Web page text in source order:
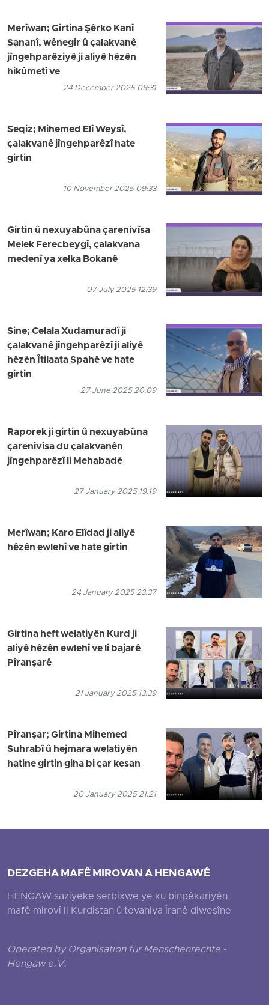
Merîwan; Girtina Şêrko Kanî
Sananî, wênegir û çalakvanê
jîngehparêziyê ji aliyê hêzên
hikûmetî ve
24 December 2025 09:31
Seqiz; Mihemed Elî Weysî,
çalakvanê jîngehparêzî hate
girtin
10 November 2025 09:33
Girtin û nexuyabûna çarenivîsa
Melek Ferecbeygî, çalakvana
medenî ya xelka Bokanê
07 July 2025 12:39
Sine; Celala Xudamuradî ji
çalakvanê jîngehparêzî ji aliyê
hêzên Îtilaata Spahê ve hate
girtin
27 June 2025 20:09
Raporek ji girtin û nexuyabûna
çarenivîsa du çalakvanên
jîngehparêzî li Mehabadê
27 January 2025 19:19
Merîwan; Karo Elîdad ji aliyê
hêzên ewlehî ve hate girtin
24 January 2025 23:37
Girtina heft welatiyên Kurd ji
aliyê hêzên ewlehî ve li bajarê
Pîranşarê
21 January 2025 13:39
Pîranşar; Girtina Mihemed
Suhrabî û hejmara welatiyên
hatine girtin giha bi çar kesan
20 January 2025 21:21
DEZGEHA MAFÊ MIROVAN A HENGAWÊ
HENGAW saziyeke serbixwe ye ku binpêkariyên
mafê mirovî li Kurdistan û tevahiya Îranê diweşîne
Operated by Organisation für Menschenrechte -
Hengaw e.V.